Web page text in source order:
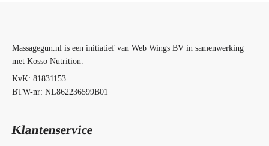
Massagegun.nl is een initiatief van Web Wings BV in samenwerking
met Kosso Nutrition.
KvK: 81831153
BTW-nr: NL862236599B01
Klantenservice